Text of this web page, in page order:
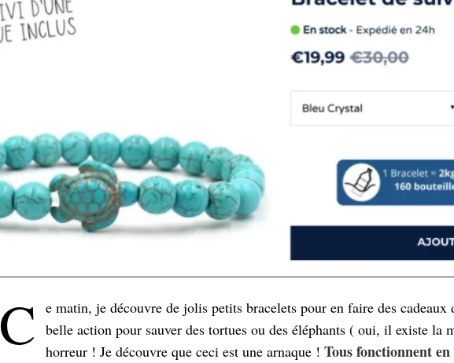
C
e matin, je découvre de jolis petits bracelets pour en faire des
belle action pour sauver des tortues ou des éléphants ( oui, il existe la
horreur ! Je découvre que ceci est une arnaque ! Tous fonctionnent